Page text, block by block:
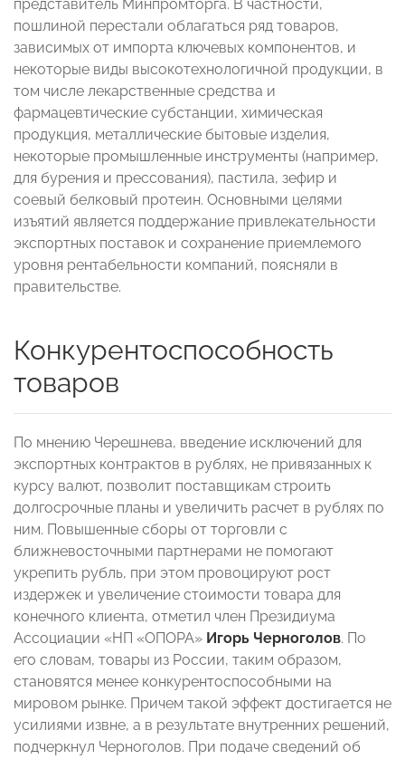
представитель Минпромторга. В частности,
пошлиной перестали облагаться ряд товаров,
зависимых от импорта ключевых компонентов, и
некоторые виды высокотехнологичной продукции, в
том числе лекарственные средства и
фармацевтические субстанции, химическая
продукция, металлические бытовые изделия,
некоторые промышленные инструменты (например,
для бурения и прессования), пастила, зефир и
соевый белковый протеин. Основными целями
изъятий является поддержание привлекательности
экспортных поставок и сохранение приемлемого
уровня рентабельности компаний, поясняли в
правительстве.
Конкурентоспособность
товаров
По мнению Черешнева, введение исключений для
экспортных контрактов в рублях, не привязанных к
курсу валют, позволит поставщикам строить
долгосрочные планы и увеличить расчет в рублях по
ним. Повышенные сборы от торговли с
ближневосточными партнерами не помогают
укрепить рубль, при этом провоцируют рост
издержек и увеличение стоимости товара для
конечного клиента, отметил член Президиума
Ассоциации «НП «ОПОРА» Игорь Черноголов. По
его словам, товары из России, таким образом,
становятся менее конкурентоспособными на
мировом рынке. Причем такой эффект достигается не
усилиями извне, а в результате внутренних решений,
подчеркнул Черноголов. При подаче сведений об